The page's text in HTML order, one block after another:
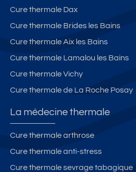
Cure thermale Dax
Cure thermale Brides les Bains
Cure thermale Aix les Bains
Cure thermale Lamalou les Bains
Cure thermale Vichy
Cure thermale de La Roche Posay
La médecine thermale
Cure thermale arthrose
Cure thermale anti-stress
Cure thermale sevrage tabagique